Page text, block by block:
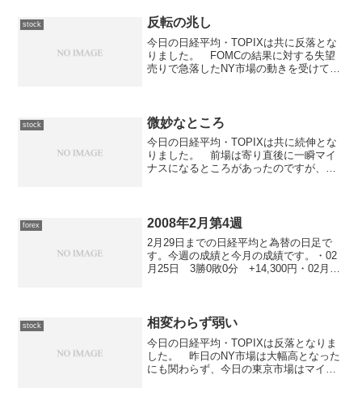
stock 反転の兆し
今日の日経平均・TOPIXは共に反落とな
りました。 FOMCの結果に対する失望
売りで急落したNY市場の動きを受けて、
からは下げ渋る動...
stock 微妙なところ
今日の日経平均・TOPIXは共に続伸とな
りました。 前場は寄り直後に一瞬マイ
ナスになるところがあったのですが、以
が13時過ぎから反転...
forex 2008年2月第4週
2月29日までの日経平均と為替の日足で
す。今週の成績と今月の成績です。・02
月25日 3勝0敗0分 +14,300円・02月26
stock 相変わらず弱い
今日の日経平均・TOPIXは反落となりま
した。 昨日のNY市場は大幅高となった
にも関わらず、今日の東京市場はマイナ